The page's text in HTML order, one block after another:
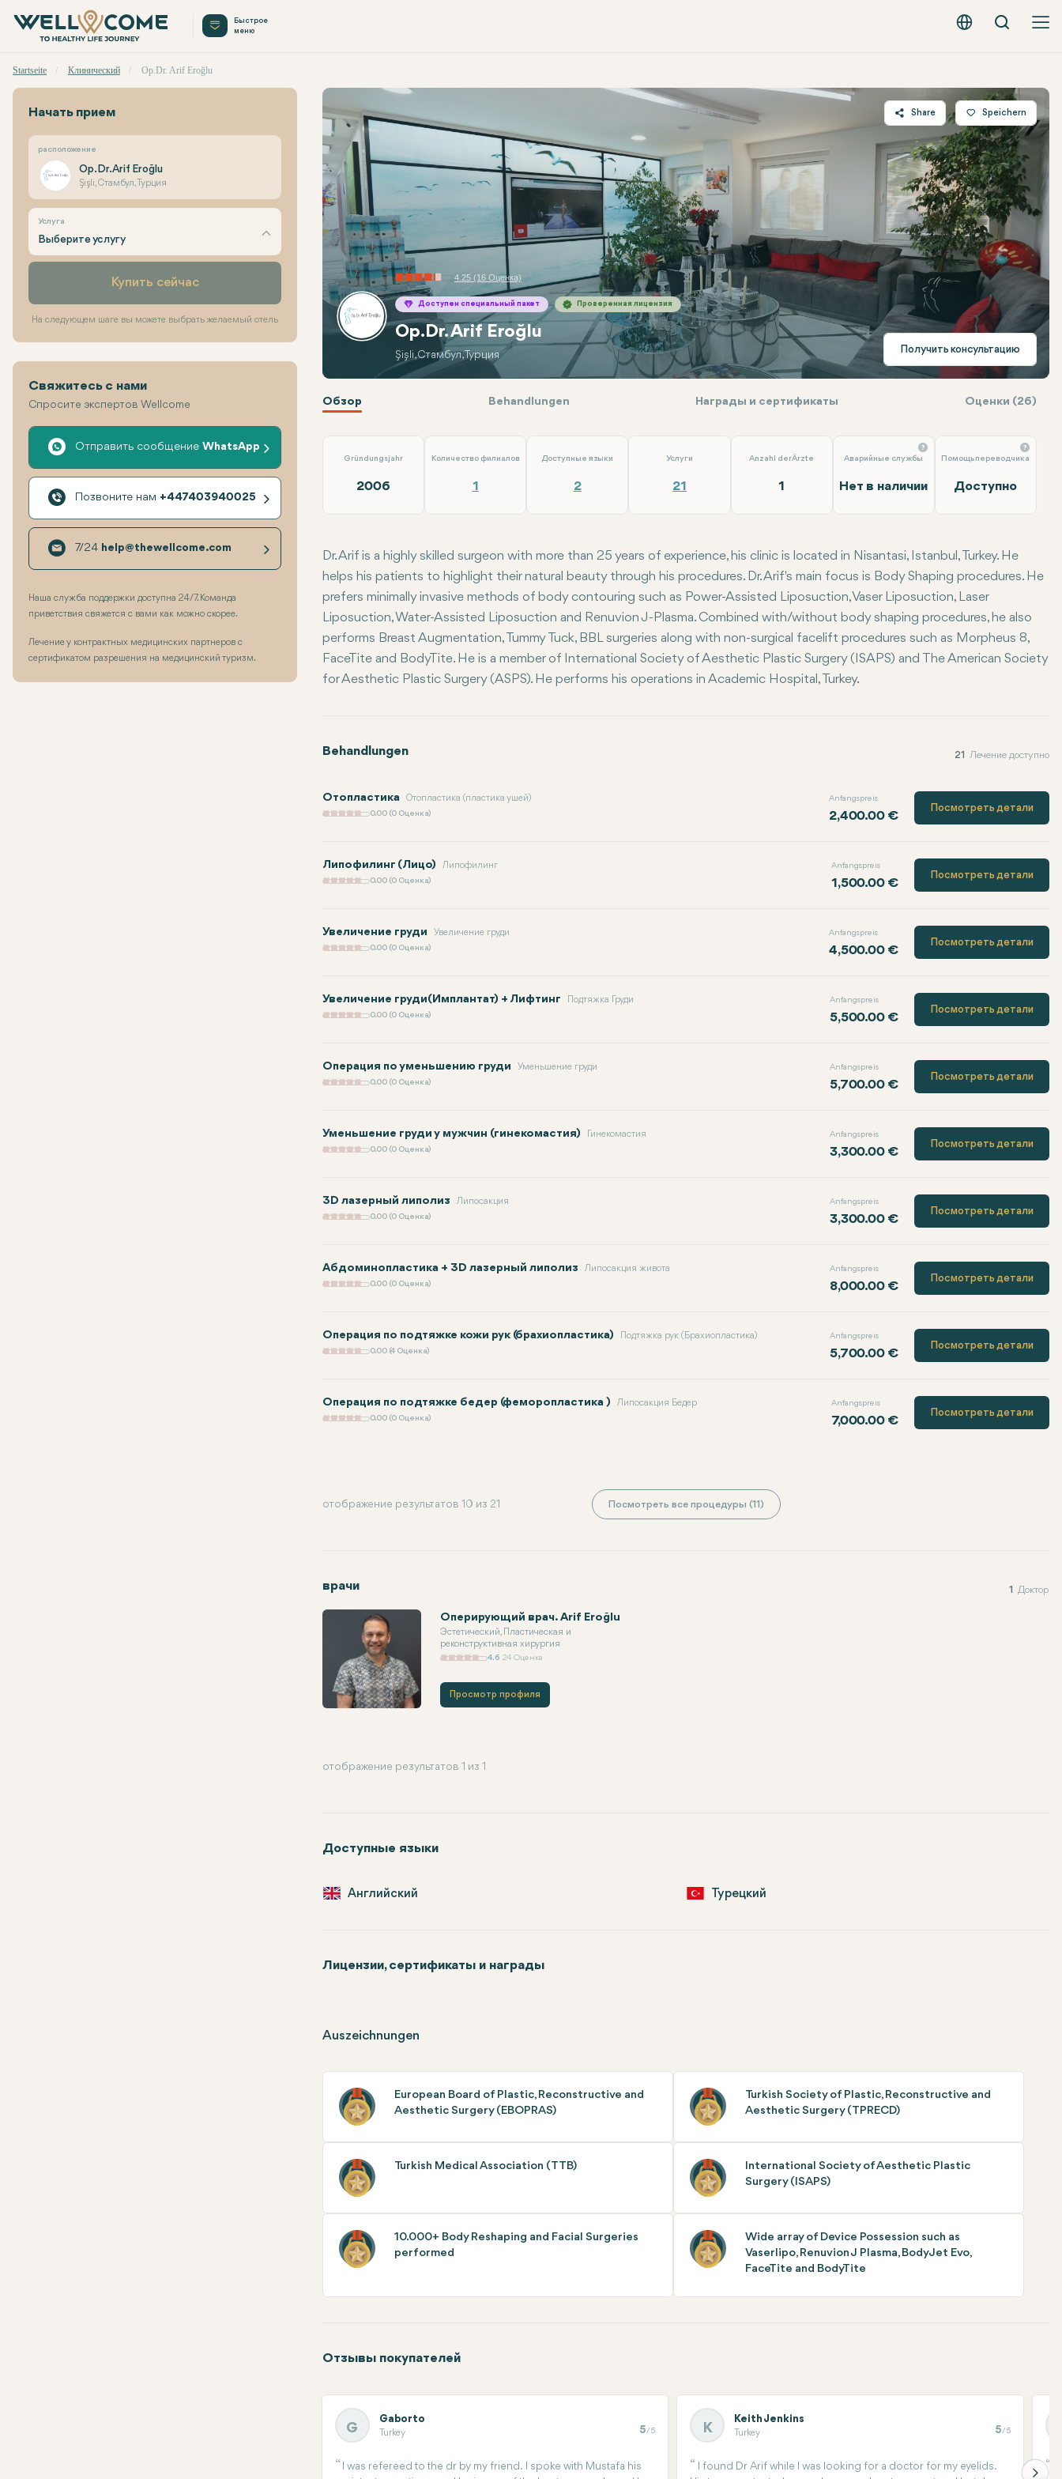
Русский - EUR
Вызов
Быстрое
меню
Startseite Клинический Op.Dr. Arif Eroğlu
4.25 (16 Оценка)
Доступен специальный пакет Проверенная лицензия
Op.Dr. Arif Eroğlu
Şişli, Стамбул, Турция
Share
Twitter
Facebook
Linkedin
WhatsApp
Telegram
E-mail
Speichern
Получить консультацию
Обзор Behandlungen Награды и сертификаты Оценки (26)
Gründungsjahr
2006
Количество филиалов
1
Доступные языки
2
Услуги
21
Anzahl der Ärzte
1
Аварийные службы
Нет в наличии
Помощь переводчика
Доступно
Dr. Arif is a highly skilled surgeon with more than 25 years of experience, his clinic is located in Nisantasi, Istanbul, Turkey.He
helps his patients to highlight their natural beauty through his procedures. Dr. Arif's main focus is Body Shaping procedures.He
prefers minimally invasive methods of body contouring such as Power-Assisted Liposuction, Vaser Liposuction, Laser
Liposuction, Water-Assisted Liposuction and Renuvion J-Plasma. Combined with/without body shaping procedures, he also
performs Breast Augmentation, Tummy Tuck, BBL surgeries along with non-surgical facelift procedures such as Morpheus 8,
FaceTite and BodyTite. He is a member of International Society of Aesthetic Plastic Surgery (ISAPS) and
The American Society
for Aesthetic Plastic Surgery (ASPS).He performs his operations in Academic Hospital, Turkey.
Behandlungen 21 Лечение доступно
Отопластика Отопластика (пластика ушей)
0.00 (0 Оценка)
Anfangspreis
2,400.00 €
Посмотреть детали
Липофилинг (Лицо) Липофилинг
0.00 (0 Оценка)
Anfangspreis
1,500.00 €
Посмотреть детали
Увеличение груди Увеличение груди
0.00 (0 Оценка)
Anfangspreis
4,500.00 €
Посмотреть детали
Увеличение груди(Имплантат) + Лифтинг Подтяжка Груди
0.00 (0 Оценка)
Anfangspreis
5,500.00 €
Посмотреть детали
Операция по уменьшению груди Уменьшение груди
0.00 (0 Оценка)
Anfangspreis
5,700.00 €
Посмотреть детали
Уменьшение груди у мужчин (гинекомастия) Гинекомастия
0.00 (0 Оценка)
Anfangspreis
3,300.00 €
Посмотреть детали
3D лазерный липолиз Липосакция
0.00 (0 Оценка)
Anfangspreis
3,300.00 €
Посмотреть детали
Абдоминопластика + 3D лазерный липолиз Липосакция живота
0.00 (0 Оценка)
Anfangspreis
8,000.00 €
Посмотреть детали
Операция по подтяжке кожи рук (брахиопластика) Подтяжка рук (Брахиопластика)
0.00 (4 Оценка)
Anfangspreis
5,700.00 €
Посмотреть детали
Операция по подтяжке бедер (феморопластика ) Липосакция Бедер
0.00 (0 Оценка)
Anfangspreis
7,000.00 €
Посмотреть детали
отображение результатов 10 из 21 Посмотреть все процедуры (11)
врачи 1 Доктор
Оперирующий врач. Arif Eroğlu
Эстетический, Пластическая и
реконструктивная хирургия
4.6 24 Оценка
Просмотр профиля
отображение результатов 1 из 1
Доступные языки
Английский Турецкий
Лицензии, сертификаты и награды
Auszeichnungen
European Board of Plastic, Reconstructive and
Aesthetic Surgery (EBOPRAS)
Turkish Society of Plastic, Reconstructive and
Aesthetic Surgery (TPRECD)
Turkish Medical Association (TTB)
International Society of Aesthetic Plastic
Surgery (ISAPS)
10.000+ Body Reshaping and Facial Surgeries
performed
Wide array of Device Possession such as
Vaserlipo, Renuvion J Plasma, BodyJet Evo,
FaceTite and BodyTite
Отзывы покупателей
G
Gaborto
Turkey 5/5
I was refereed to the dr by my friend. I spoke with Mustafa his
K
Keith Jenkins
Turkey 5/5
I found Dr Arif while I was looking for a doctor for my eyelids.
Начать прием
расположение
Op.Dr. Arif Eroğlu
Şişli, Стамбул, Турция
Услуга
Выберите услугу
Купить сейчас
На следующем шаге вы можете выбрать желаемый отель
Свяжитесь с нами
Спросите экспертов Wellcome
Отправить сообщение WhatsApp
Позвоните нам +447403940025
7/24 help@thewellcome.com
Наша служба поддержки доступна 24/7. Команда
приветствия свяжется с вами как можно скорее.
Лечение у контрактных медицинских партнеров с
сертификатом разрешения на медицинский туризм.